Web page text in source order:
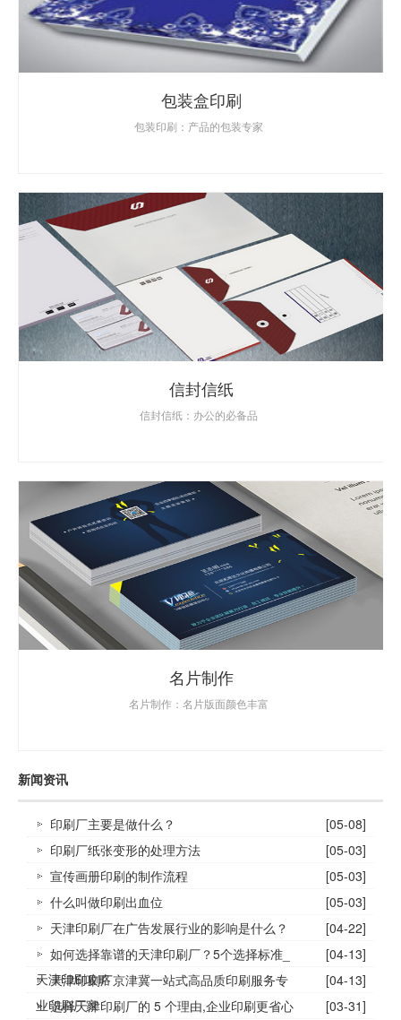
包装盒印刷
包装印刷：产品的包装专家
信封信纸
信封信纸：办公的必备品
名片制作
名片制作：名片版面颜色丰富
新闻资讯
印刷厂主要是做什么？
[05-08]
印刷厂纸张变形的处理方法
[05-03]
宣传画册印刷的制作流程
[05-03]
什么叫做印刷出血位
[05-03]
天津印刷厂在广告发展行业的影响是什么？
[04-22]
如何选择靠谱的天津印刷厂？5个选择标准_
天津印刷攻略
[04-13]
天津印刷厂京津冀一站式高品质印刷服务专
业印刷厂家
[04-13]
选择天津印刷厂的 5 个理由,企业印刷更省心
[03-31]